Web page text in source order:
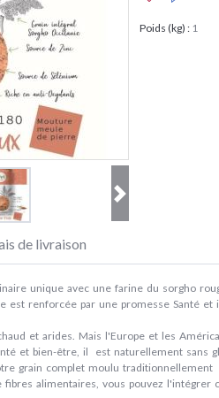
Poids (kg) : 1
de livraison
unique avec une farine du sorgho
est renforcée par une promesse Santé
et arides. Mais l'Europe et les
et bien-être, il est naturellement sans
grain complet moulu
fibres alimentaires, vous pouvez